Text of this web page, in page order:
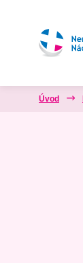
Úvod